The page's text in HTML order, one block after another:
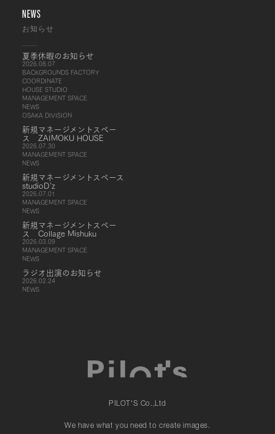
NEWS
お知らせ
夏季休暇のお知らせ
2026.08.07
BACKGROUNDS FACTORY
COORDINATE
HOUSE STUDIO
MANAGEMENT SPACE
NEWS
OSAKA DIVISION
新規マネージメントスペー
ス ZAIMOKU HOUSE
2026.07.30
MANAGEMENT SPACE
NEWS
新規マネージメントスペース
studioD’z
2026.07.01
MANAGEMENT SPACE
NEWS
新規マネージメントスペー
ス Collage Mishuku
2026.03.09
MANAGEMENT SPACE
NEWS
ラジオ出演のお知らせ
2026.02.24
NEWS
PILOT'S Co.,Ltd
We have what you need to create images.